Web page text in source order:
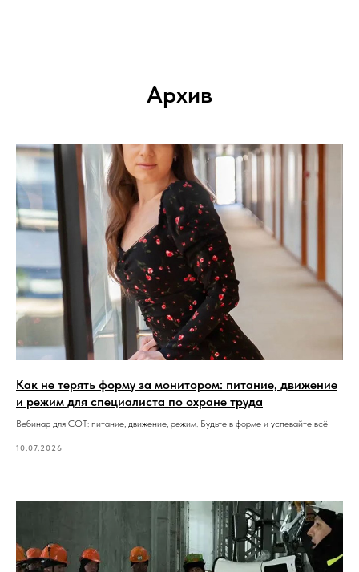
Архив
Как не терять форму за монитором: питание, движение
и режим для специалиста по охране труда
Вебинар для СОТ: питание, движение, режим. Будьте в форме и успевайте всё!
10.07.2026